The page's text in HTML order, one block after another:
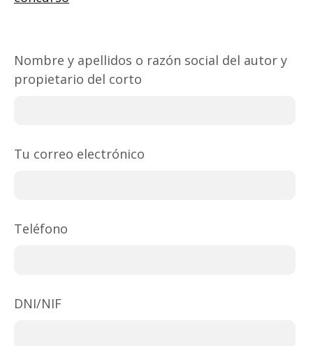
Nombre y apellidos o razón social del autor y
propietario del corto
Tu correo electrónico
Teléfono
DNI/NIF